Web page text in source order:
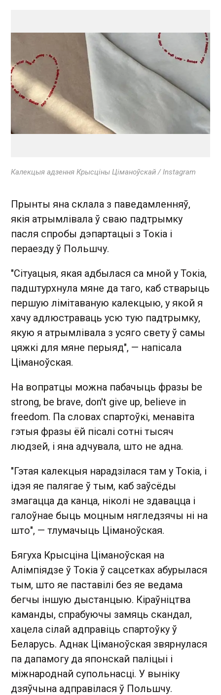
Калекцыя адзення Крысціны Ціманоўскай / Instagram
Прынты яна склала з паведамленняў,
якія атрымлівала ў сваю падтрымку
пасля спробы дэпартацыі з Токіа і
пераезду ў Польшчу.
"Сітуацыя, якая адбылася са мной у Токіа,
падштурхнула мяне да таго, каб стварыць
першую лімітаваную калекцыю, у якой я
хачу адлюстраваць усю тую падтрымку,
якую я атрымлівала з усяго свету ў самы
цяжкі для мяне перыяд", — напісала
Ціманоўская.
На вопратцы можна пабачыць фразы be
strong, be brave, don't give up, believe in
freedom. Па словах спартоўкі, менавіта
гэтыя фразы ёй пісалі сотні тысяч
людзей, і яна адчувала, што не адна.
"Гэтая калекцыя нарадзілася там у Токіа, і
ідэя яе палягае ў тым, каб заўсёды
змагацца да канца, ніколі не здавацца і
галоўнае быць моцным нягледзячы ні на
што", — тлумачыць Ціманоўская.
Бягуха Крысціна Ціманоўская на
Алімпіядзе ў Токіа ў сацсетках абурылася
тым, што яе паставілі без яе ведама
бегчы іншую дыстанцыю. Кіраўніцтва
каманды, спрабуючы замяць скандал,
хацела сілай адправіць спартоўку ў
Беларусь. Аднак Ціманоўская звярнулася
па дапамогу да японскай паліцыі і
міжнароднай супольнасці. У выніку
дзяўчына адправілася ў Польшчу.